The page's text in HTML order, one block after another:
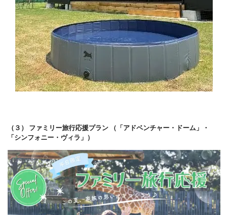
（３） ファミリー旅行応援プラン （「アドベンチャー・ドーム」・
「シンフォニー・ヴィラ」）